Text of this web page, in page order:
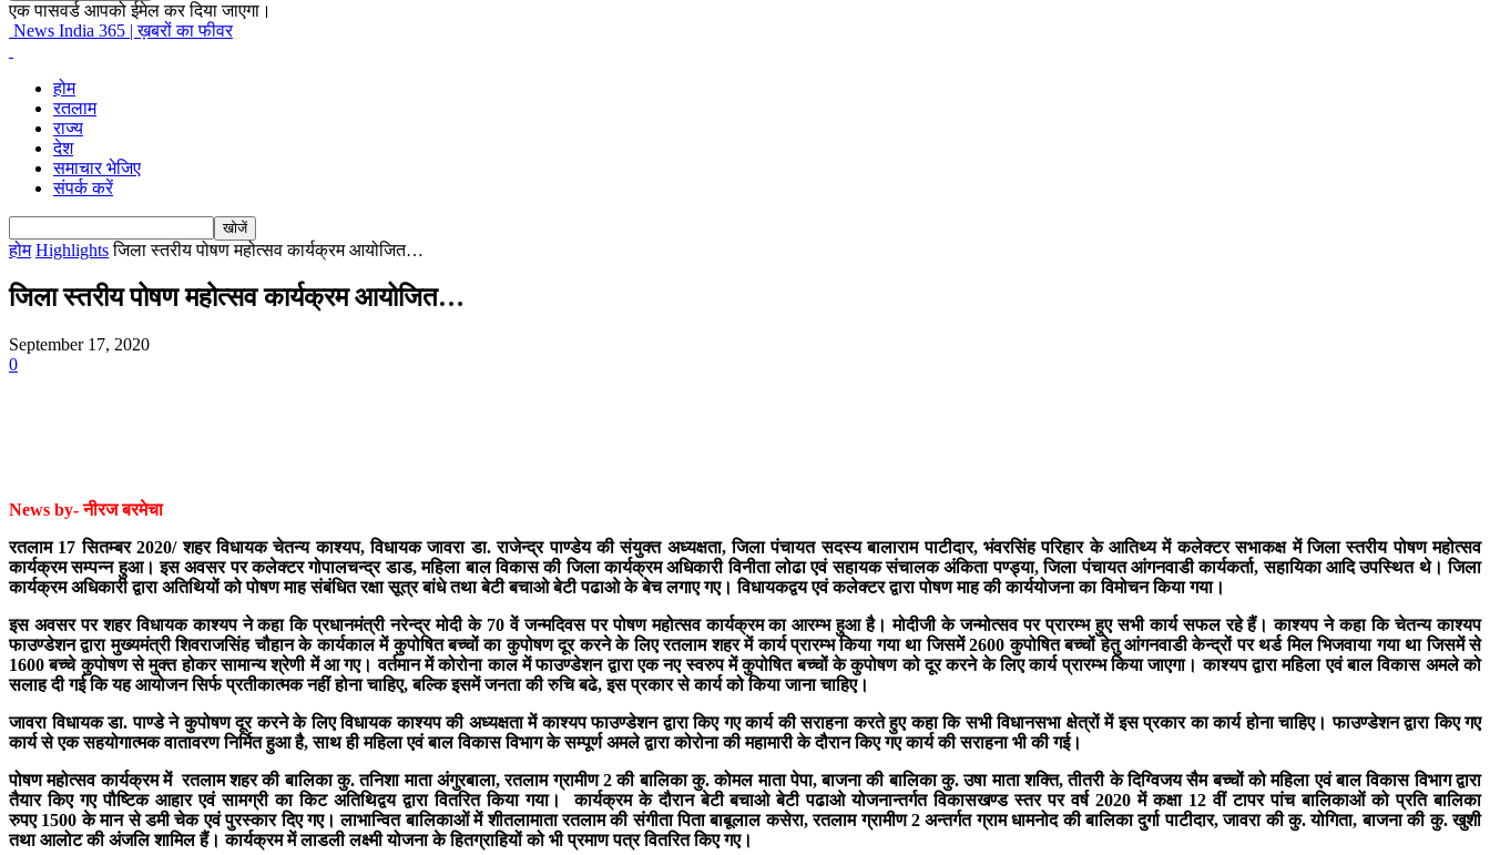
एक पासवर्ड आपको ईमेल कर दिया जाएगा।
News India 365 | ख़बरों का फीवर
होम
रतलाम
राज्य
देश
समाचार भेजिए
संपर्क करें
होम Highlights जिला स्तरीय पोषण महोत्सव कार्यक्रम आयोजित…
जिला स्तरीय पोषण महोत्सव कार्यक्रम आयोजित…
September 17, 2020
0
News by- नीरज बरमेचा
रतलाम 17 सितम्बर 2020/ शहर विधायक चेतन्य काश्यप, विधायक जावरा डा. राजेन्द्र पाण्डेय की संयुक्त अध्यक्षता, जिला पंचायत सदस्य बालाराम पाटीदार, भंवरसिंह परिहार के आतिथ्य में कलेक्टर सभाकक्ष में जिला स्तरीय पोषण महोत्सव
कार्यक्रम सम्पन्न हुआ। इस अवसर पर कलेक्टर गोपालचन्द्र डाड, महिला बाल विकास की जिला कार्यक्रम अधिकारी विनीता लोढा एवं सहायक संचालक अंकिता पण्ड्या, जिला पंचायत आंगनवाडी कार्यकर्ता, सहायिका आदि उपस्थित थे। जिला
कार्यक्रम अधिकारी द्वारा अतिथियों को पोषण माह संबंधित रक्षा सूत्र बांधे तथा बेटी बचाओ बेटी पढाओ के बेच लगाए गए। विधायकद्वय एवं कलेक्टर द्वारा पोषण माह की कार्ययोजना का विमोचन किया गया।
इस अवसर पर शहर विधायक काश्यप ने कहा कि प्रधानमंत्री नरेन्द्र मोदी के 70 वें जन्मदिवस पर पोषण महोत्सव कार्यक्रम का आरम्भ हुआ है। मोदीजी के जन्मोत्सव पर प्रारम्भ हुए सभी कार्य सफल रहे हैं। काश्यप ने कहा कि चेतन्य काश्यप
फाउण्डेशन द्वारा मुख्यमंत्री शिवराजसिंह चौहान के कार्यकाल में कुपोषित बच्चों का कुपोषण दूर करने के लिए रतलाम शहर में कार्य प्रारम्भ किया गया था जिसमें 2600 कुपोषित बच्चों हेतु आंगनवाडी केन्द्रों पर थर्ड मिल भिजवाया गया था जिसमें से
1600 बच्चे कुपोषण से मुक्त होकर सामान्य श्रेणी में आ गए। वर्तमान में कोरोना काल में फाउण्डेशन द्वारा एक नए स्वरुप में कुपोषित बच्चों के कुपोषण को दूर करने के लिए कार्य प्रारम्भ किया जाएगा। काश्यप द्वारा महिला एवं बाल विकास अमले को
सलाह दी गई कि यह आयोजन सिर्फ प्रतीकात्मक नहीं होना चाहिए, बल्कि इसमें जनता की रुचि बढे, इस प्रकार से कार्य को किया जाना चाहिए।
जावरा विधायक डा. पाण्डे ने कुपोषण दूर करने के लिए विधायक काश्यप की अध्यक्षता में काश्यप फाउण्डेशन द्वारा किए गए कार्य की सराहना करते हुए कहा कि सभी विधानसभा क्षेत्रों में इस प्रकार का कार्य होना चाहिए। फाउण्डेशन द्वारा किए गए
कार्य से एक सहयोगात्मक वातावरण निर्मित हुआ है, साथ ही महिला एवं बाल विकास विभाग के सम्पूर्ण अमले द्वारा कोरोना की महामारी के दौरान किए गए कार्य की सराहना भी की गई।
पोषण महोत्सव कार्यक्रम में रतलाम शहर की बालिका कु. तनिशा माता अंगुरबाला, रतलाम ग्रामीण 2 की बालिका कु. कोमल माता पेपा, बाजना की बालिका कु. उषा माता शक्ति, तीतरी के दिग्विजय सैम बच्चों को महिला एवं बाल विकास विभाग द्वारा
तैयार किए गए पौष्टिक आहार एवं सामग्री का किट अतिथिद्वय द्वारा वितरित किया गया। कार्यक्रम के दौरान बेटी बचाओ बेटी पढाओ योजनान्तर्गत विकासखण्ड स्तर पर वर्ष 2020 में कक्षा 12 वीं टापर पांच बालिकाओं को प्रति बालिका
रुपए 1500 के मान से डमी चेक एवं पुरस्कार दिए गए। लाभान्वित बालिकाओं में शीतलामाता रतलाम की संगीता पिता बाबूलाल कसेरा, रतलाम ग्रामीण 2 अन्तर्गत ग्राम धामनोद की बालिका दुर्गा पाटीदार, जावरा की कु. योगिता, बाजना की कु. खुशी
तथा आलोट की अंजलि शामिल हैं। कार्यक्रम में लाडली लक्ष्मी योजना के हितग्राहियों को भी प्रमाण पत्र वितरित किए गए।